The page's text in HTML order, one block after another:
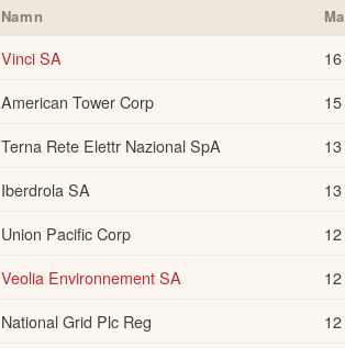
Namn
Vinci SA
American Tower Corp
Terna Rete Elettr Nazional SpA
Iberdrola SA
Union Pacific Corp
Veolia Environnement SA
National Grid Plc Reg